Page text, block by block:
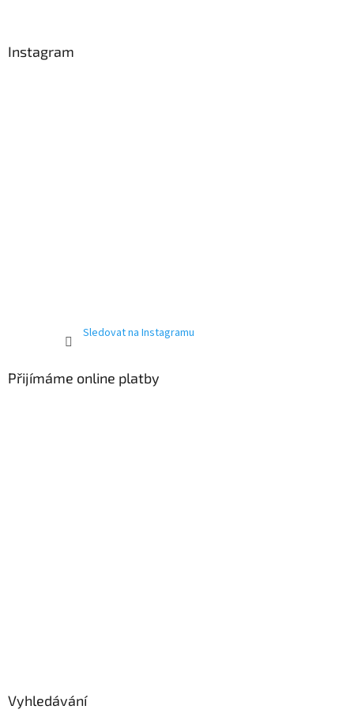
Instagram
Sledovat na Instagramu
Přijímáme online platby
Vyhledávání